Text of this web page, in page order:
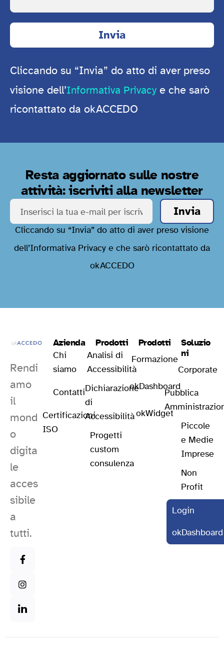
Cliccando su “Invia” do atto di aver preso
visione dell’Informativa Privacy e che sarò
ricontattato da okACCEDO
Resta aggiornato sulle nostre
attività: iscriviti alla newsletter
Cliccando su “Invia” do atto di aver preso visione
dell’Informativa Privacy e che sarò ricontattato da
okACCEDO
Rendi
amo
il
mond
o
digita
le
acces
sibile
a
tutti.
Azienda
Chi
siamo
Contatti
Certificazioni
ISO
Prodotti
Analisi di
Accessibilità
Dichiarazione
di
Accessibilità
Progetti
custom
consulenza
Prodotti
Formazione
okDashboard
okWidget
Soluzio
ni
Corporate
Pubblica
Piccole
e Medie
Imprese
Non
Profit
Login
okDashboard